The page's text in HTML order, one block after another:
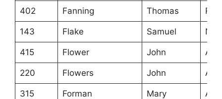
402 Fanning Thomas
143 Flake Samuel NC
415 Flower John
220 Flowers John
315 Forman Mary